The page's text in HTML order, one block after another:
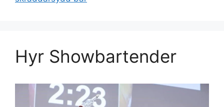
Hyr Showbartender